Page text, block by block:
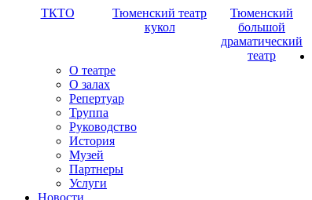
ТКТО
Тюменский театр
кукол
Тюменский
большой
драматический
театр
О театре
О залах
Репертуар
Труппа
Руководство
История
Музей
Партнеры
Услуги
Новости